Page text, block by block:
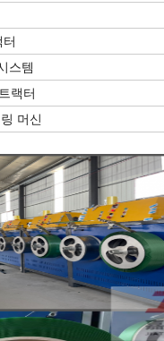
스템
랙터
머신